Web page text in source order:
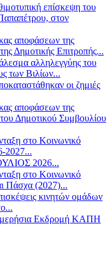
επίσκεψη του
στον
αποφάσεων της
Δημοτικής Επιτροπής...
αλληλεγγύης του
των Βιλίων...
οι ζημιές
αποφάσεων της
Δημοτικού Συμβουλίου
στο Κοινωνικό
2027...
2026...
στο Κοινωνικό
Πάσχα (2027)...
κινητών ομάδων
Εκδρομή ΚΑΠΗ